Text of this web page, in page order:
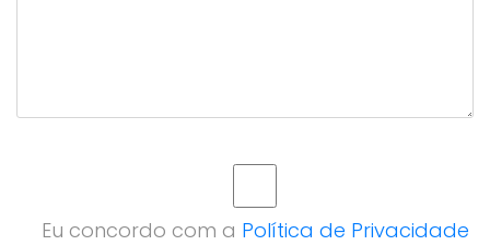
Eu concordo com a Política de Privacidade